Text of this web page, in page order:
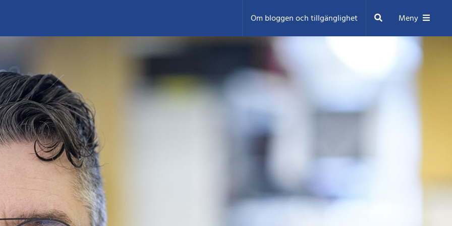
Om bloggen och tillgänglighet Sök Meny